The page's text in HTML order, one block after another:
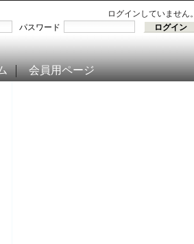
ログインしていません。
パスワード
会員用ページ